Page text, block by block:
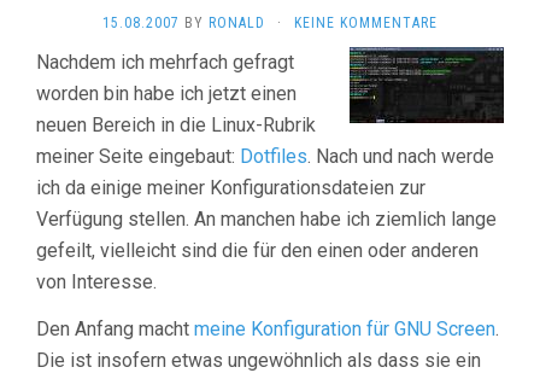
15.08.2007 BY RONALD · KEINE KOMMENTARE
Nachdem ich mehrfach gefragt
worden bin habe ich jetzt einen
neuen Bereich in die Linux-Rubrik
meiner Seite eingebaut: Dotfiles. Nach und nach werde
ich da einige meiner Konfigurationsdateien zur
Verfügung stellen. An manchen habe ich ziemlich lange
gefeilt, vielleicht sind die für den einen oder anderen
von Interesse.
Den Anfang macht meine Konfiguration für GNU Screen.
Die ist insofern etwas ungewöhnlich als dass sie ein